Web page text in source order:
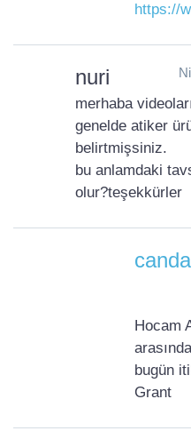
https://
nuri
merhaba
genelde atiker
belirtmişsiniz.
bu anlamdaki
olur?teşekkürler
Hocam
bugün
Grant